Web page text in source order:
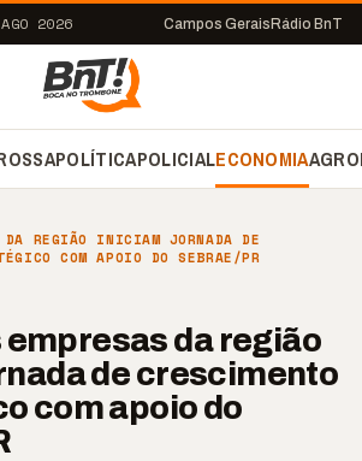
2026 Campos Gerais Rádio BnT
POLÍTICAPOLICIALECONOMIA
DA REGIÃO INICIAM JORNADA DE
COM APOIO DO SEBRAE/PR
empresas da região
de crescimento
com apoio do